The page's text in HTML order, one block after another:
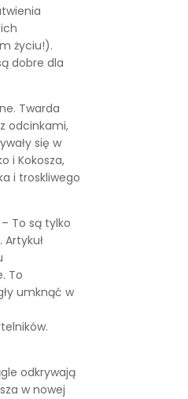
życiu!).
dobre dla
Twarda
odcinkami,
się w
i Kokosza,
i troskliwego
To są tylko
To
umknąć w
odkrywają
w nowej